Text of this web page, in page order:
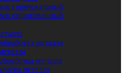
горячекатаный
оцинкованный
металла
металла
металла